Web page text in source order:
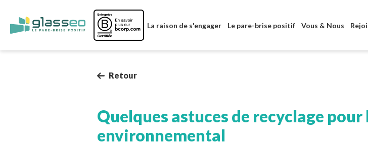
Image
La raison de s'engager Le pare-brise positif Vous & Nous
Retour
Quelques astuces de recyclage
environnemental